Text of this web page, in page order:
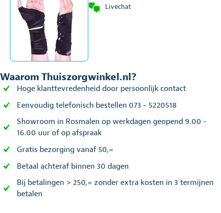
Livechat
Waarom Thuiszorgwinkel.nl?
Hoge klanttevredenheid door persoonlijk contact
Eenvoudig telefonisch bestellen 073 - 5220518
Showroom in Rosmalen op werkdagen geopend 9.00 -
16.00 uur of op afspraak
Gratis bezorging vanaf 50,=
Betaal achteraf binnen 30 dagen
Bij betalingen > 250,= zonder extra kosten in 3 termijnen
betalen